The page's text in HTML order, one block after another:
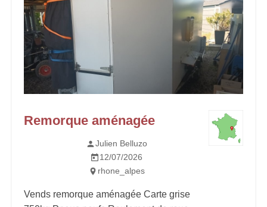
Remorque aménagée
Julien Belluzo
12/07/2026
rhone_alpes
Vends remorque aménagée Carte grise